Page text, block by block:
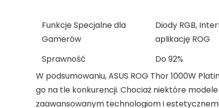
Funkcje Specjalne dla
Gamerów
Diody RGB,
aplikację ROG
Sprawność Do 92%
W podsumowaniu, ASUS ROG Thor 1000W
go na tle konkurencji. Chociaż niektóre
zaawansowanym technologiom i